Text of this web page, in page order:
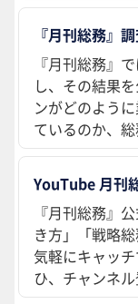
『月刊総務』
『月刊総務』
し、その結果
ンがどのよう
ているのか、
YouTube 月刊
『月刊総務』
き方」「戦略
気軽にキャッ
ひ、チャンネ